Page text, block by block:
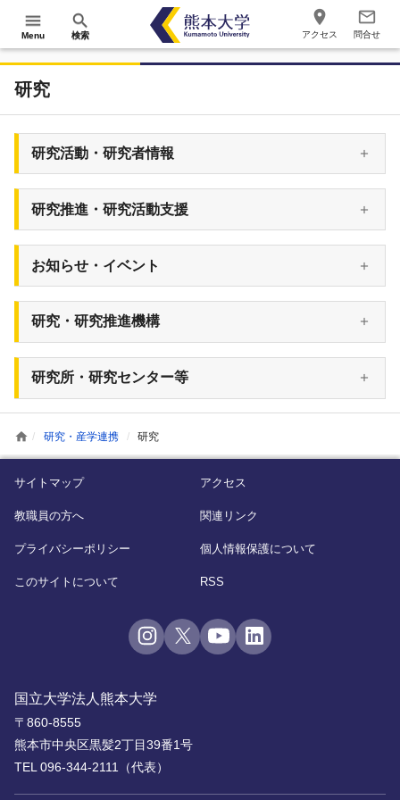
menu
Menu
search
検索
place
アクセス
mail_outline
問合せ
home 研究・産学連携 研究
研究
研究活動・研究者情報
研究推進・研究活動支援
お知らせ・イベント
研究・研究推進機構
研究所・研究センター等
国立大学法人熊本大学
〒860-8555
熊本市中央区黒髪2丁目39番1号
TEL 096-344-2111（代表）
サイトマップ アクセス
教職員の方へ 関連リンク
プライバシーポリシー 個人情報保護について
このサイトについて RSS